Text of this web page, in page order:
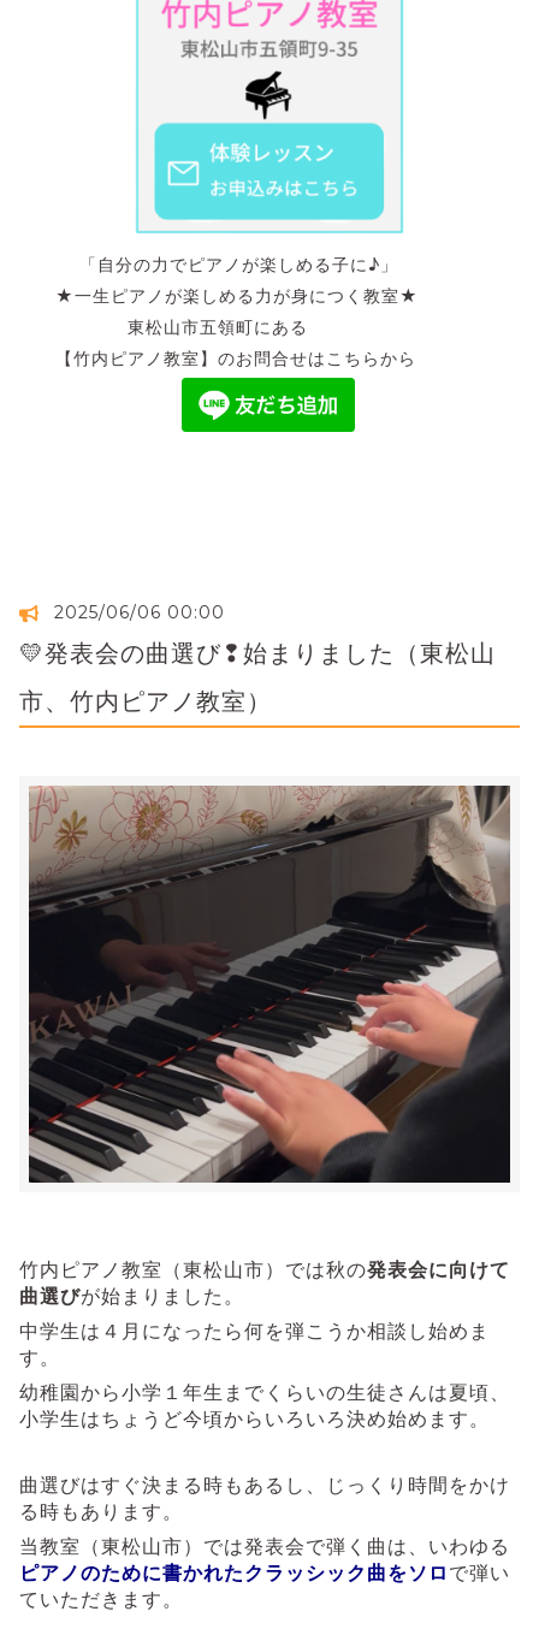
「自分の力でピアノが楽しめる子に♪」
★一生ピアノが楽しめる力が身につく教室★
東松山市五領町にある
【竹内ピアノ教室】のお問合せはこちらから
2025/06/06 00:00
💛発表会の曲選び❢始まりました（東松山
市、竹内ピアノ教室）
竹内ピアノ教室（東松山市）では秋の発表会に向けて
曲選びが始まりました。
中学生は４月になったら何を弾こうか相談し始めま
す。
幼稚園から小学１年生までくらいの生徒さんは夏頃、
小学生はちょうど今頃からいろいろ決め始めます。
曲選びはすぐ決まる時もあるし、じっくり時間をかけ
る時もあります。
当教室（東松山市）では発表会で弾く曲は、いわゆる
ピアノのために書かれたクラッシック曲をソロ で弾い
ていただきます。